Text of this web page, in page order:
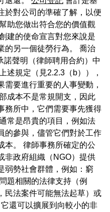
於對公司的準確了解，以便
助您做出符合您的價值觀
建的使命宣言對您來說是
的另一個徒勞行為。 喬治
諾聲明（律師聘用合約）中
述規定（見2.2.3（b）），
要進行重要的人事變動，
成本不是常規開支，因此
務所中，它們需要事先獲得
常是昂貴的項目，例如法
的參與，儘管它們對於工作
本。 律師事務所確定的公
非政府組織（NGO）提供
弱勢社會群體，例如：窮
題相關的法律支持（例
民法案件可能無法起草）或
它還可以擴展到向較小的非